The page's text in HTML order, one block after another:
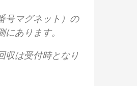
号マグネット）の
あります。
収は受付時となり